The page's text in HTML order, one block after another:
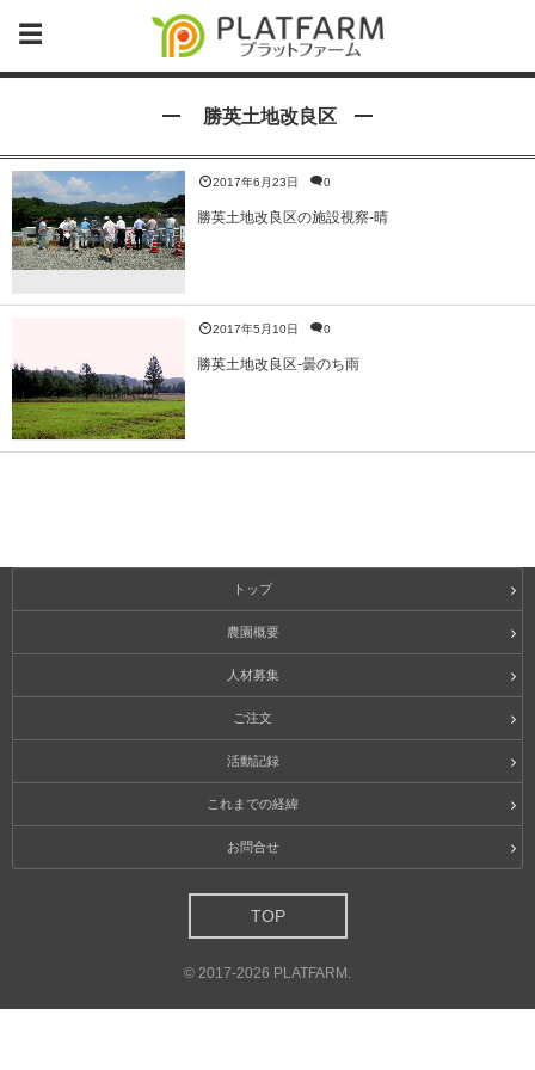
勝英土地改良区
2017年6月23日 0
勝英土地改良区の施設視察-晴
2017年5月10日 0
勝英土地改良区-曇のち雨
トップ
農園概要
人材募集
ご注文
活動記録
これまでの経緯
お問合せ
TOP
© 2017-2026 PLATFARM .